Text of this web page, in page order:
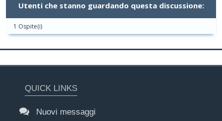
Utenti che stanno guardando questa discussione:
1 Ospite(i)
QUICK LINKS
Nuovi messaggi